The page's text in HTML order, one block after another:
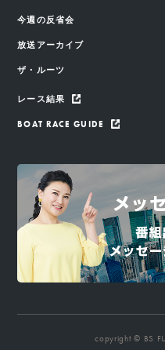
今週の反省会
放送アーカイブ
ザ・ルーツ
レース結果
BOAT RACE GUIDE
copyright © BS